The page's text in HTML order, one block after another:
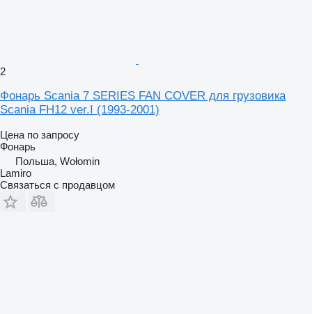
2
Фонарь Scania 7 SERIES FAN COVER для грузовика
Scania FH12 ver.I (1993-2001)
Цена по запросу
Фонарь
Польша, Wołomin
Lamiro
Связаться с продавцом